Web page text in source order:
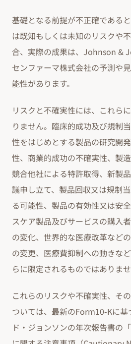
基礎となる前提が不正確である
は既知もしくは未知のリスクや
合、実際の成果は、Johnson &
センファーマ株式会社の予測や
能性があります。
リスクと不確実性には、これら
りません。臨床的成功及び規制
性をはじめとする製品の研究開
性、商業的成功の不確実性、製
競合他社による特許取得、新製
議申し立て、製品回収又は規制
る可能性、製品の有効性又は安
スケア製品及びサービスの購入
の変化、世界的な医療改革など
の変更、医療費抑制への動きな
らに限定されるものではありませ
これらのリスクや不確実性、そ
ついては、最新のForm10-Kに
ド・ジョンソンの年次報告書の